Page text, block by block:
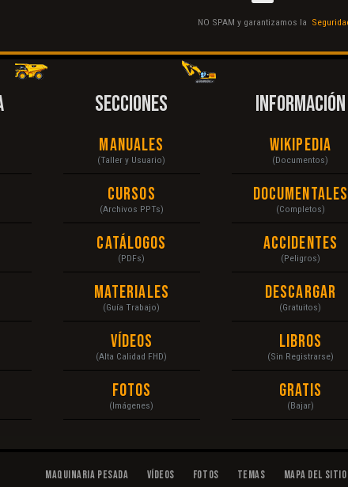
NO SPAM y garantizamos la
SECCIONES
Manuales
(Taller y Usuario)
Cursos
(Archivos PPTs)
Catálogos
(PDFs)
Materiales
(Guía Trabajo)
Vídeos
(Alta Calidad FHD)
Fotos
(Imágenes)
INFORMACIÓN
Wikipedia
(Documentos)
Documentales
(Completos)
Accidentes
(Peligros)
Descargar
(Gratuitos)
Libros
(Sin Registrarse)
Gratis
(Bajar)
Maquinaria Pesada Vídeos Fotos Temas Mapa del Sitio